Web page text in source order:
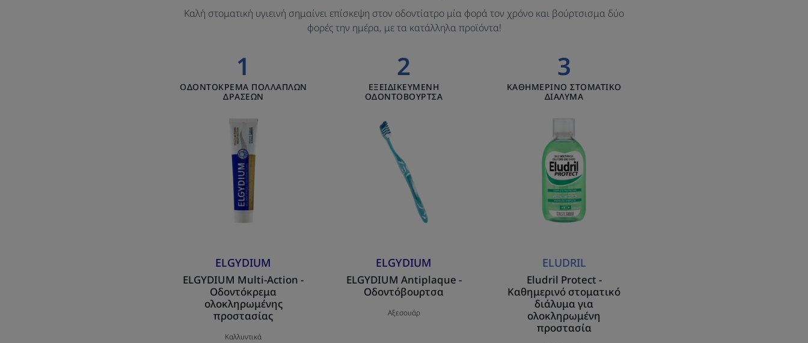
Καλή στοματική υγιεινή σημαίνει επίσκεψη στον οδοντίατρο μία φορά τον χρόνο και βούρτσισμα δύο
φορές την ημέρα, με τα κατάλληλα προϊόντα!
1ELGYDIUM
Multi-
Οδοντόκρεμα
ολοκληρωμένης
προστασίας
ΟΔΟΝΤΟΚΡΕΜΑ ΠΟΛΛΑΠΛΩΝ
ΔΡΑΣΕΩΝ
ELGYDIUM
ELGYDIUM Multi-Action -
Οδοντόκρεμα
ολοκληρωμένης
προστασίας
Καλλυντικά
2ELGYDIUM
Antiplaque
ΕΞΕΙΔΙΚΕΥΜΕΝΗ
ΟΔΟΝΤΟΒΟΥΡΤΣΑ
ELGYDIUM
ELGYDIUM Antiplaque -
Οδοντόβουρτσα
Αξεσουάρ
3Eludril
Protect
στοματικό
διάλυμα
για
ολοκληρωμένη
προστασία
ΚΑΘΗΜΕΡΙΝΟ ΣΤΟΜΑΤΙΚΟ
ΔΙΑΛΥΜΑ
ELUDRIL
Eludril Protect -
Καθημερινό στοματικό
διάλυμα για
ολοκληρωμένη
προστασία